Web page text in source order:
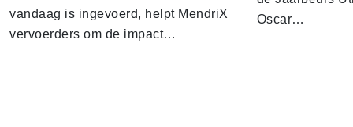
vandaag is ingevoerd, helpt MendriX
vervoerders om de impact…
Oscar…